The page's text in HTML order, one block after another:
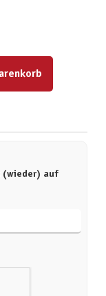
um die Anzahl zu
(wieder) auf